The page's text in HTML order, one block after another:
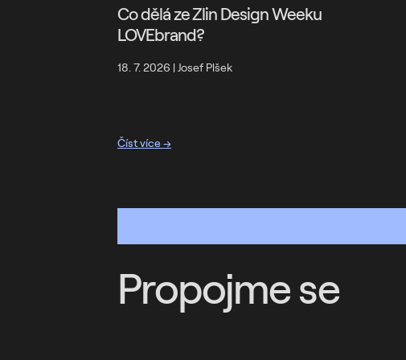
Co dělá ze Zlin Design Weeku
LOVEbrand?
18. 7. 2026 | Josef Plšek
Číst více →
Propojme se